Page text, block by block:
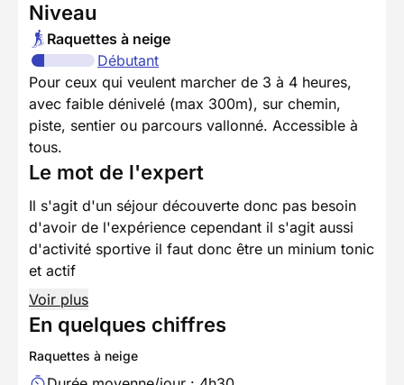
Niveau
Raquettes à neige
Débutant
Pour ceux qui veulent marcher de 3 à 4 heures,
avec faible dénivelé (max 300m), sur chemin,
piste, sentier ou parcours vallonné. Accessible à
tous.
Le mot de l'expert
Il s'agit d'un séjour découverte donc pas besoin
d'avoir de l'expérience cependant il s'agit aussi
d'activité sportive il faut donc être un minium tonic
et actif
Voir plus
En quelques chiffres
Raquettes à neige